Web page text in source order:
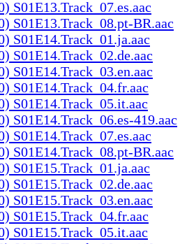
S01E13.Track_07.es.aac
S01E13.Track_08.pt-BR.aac
S01E14.Track_01.ja.aac
S01E14.Track_02.de.aac
S01E14.Track_03.en.aac
S01E14.Track_04.fr.aac
S01E14.Track_05.it.aac
S01E14.Track_06.es-419.aac
S01E14.Track_07.es.aac
S01E14.Track_08.pt-BR.aac
S01E15.Track_01.ja.aac
S01E15.Track_02.de.aac
S01E15.Track_03.en.aac
S01E15.Track_04.fr.aac
S01E15.Track_05.it.aac